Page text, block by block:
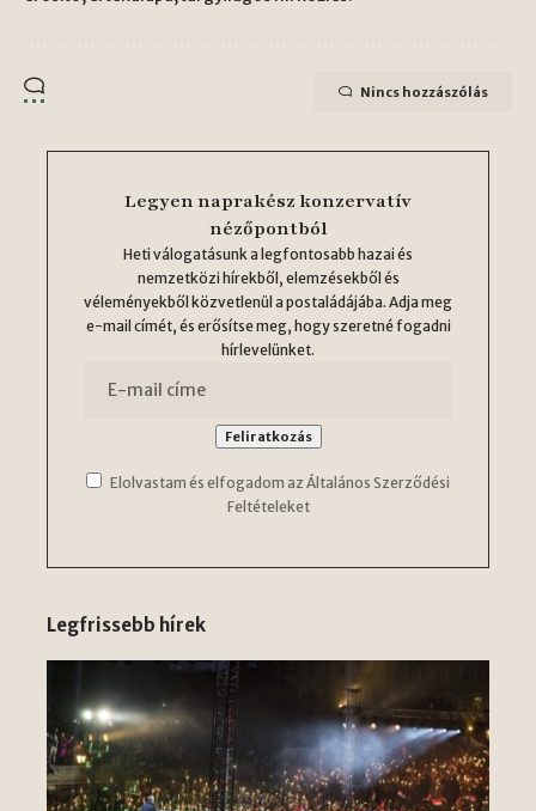
Nincs hozzászólás
Legyen naprakész konzervatív
nézőpontból
Heti válogatásunk a legfontosabb hazai és
nemzetközi hírekből, elemzésekből és
véleményekből közvetlenül a postaládájába. Adja meg
e-mail címét, és erősítse meg, hogy szeretné fogadni
hírlevelünket.
Elolvastam és elfogadom az Általános Szerződési
Feltételeket
Legfrissebb hírek